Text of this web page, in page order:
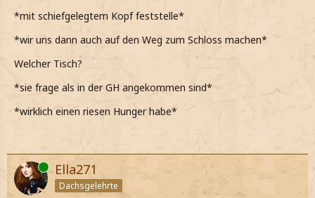
*mit schiefgelegtem Kopf feststelle*
*wir uns dann auch auf den Weg zum Schloss machen*
Welcher Tisch?
*sie frage als in der GH angekommen sind*
*wirklich einen riesen Hunger habe*
Online Ella271
Dachsgelehrte